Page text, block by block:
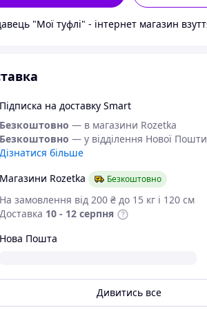
на доставку Smart
— в магазини Rozetka
— у відділення Нової Пошти
більше
Rozetka
Безкоштовно
замовлення від 200 ₴ до 15 кг і 120 см
10 - 12 серпня
Пошта
Дивитись все